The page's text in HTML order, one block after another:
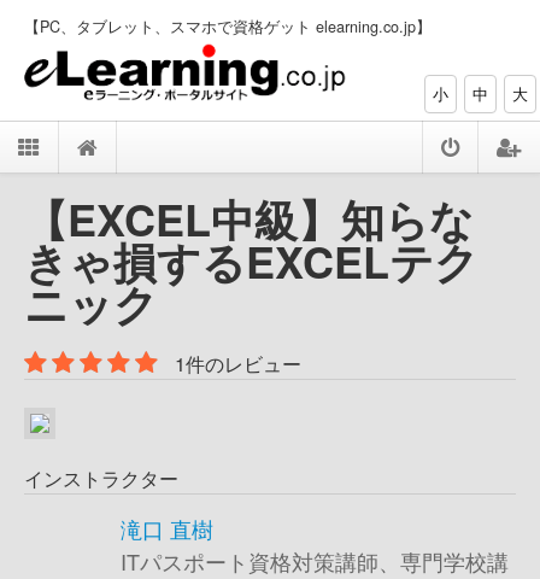
【PC、タブレット、スマホで資格ゲット elearning.co.jp】
小 中 大
【EXCEL中級】知らな
きゃ損するEXCELテク
ニック
1件のレビュー
インストラクター
滝口 直樹
ITパスポート資格対策講師、専門学校講